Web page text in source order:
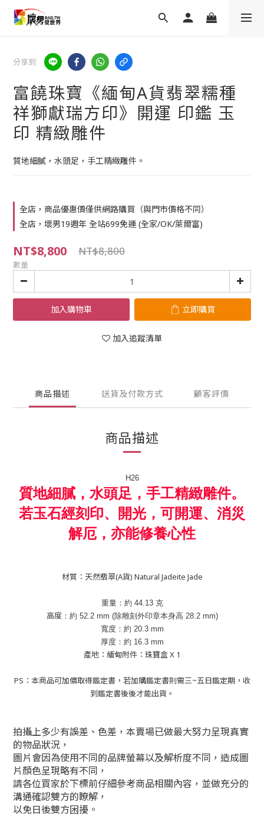
分享到
富饒珠寶《緬甸A貨翡翠糯種
祥獅獻瑞方印》開運 印鑑 玉
印 精緻雕件
質地細膩，水頭足，手工精緻雕件。
全店，商品優惠價僅供網路購買（與門市價格不同）
全店，壞男19週年 全站699免運 (全家/OK/萊爾富)
NT$8,800 NT$8,800
數量
加入購物車 立即購買
加入追蹤清單
商品描述 送貨及付款方式 顧客評價
商品描述
H26
質地細膩，水頭足，手工精緻雕件。
若玉石經刻印、開光，可開運、消災
解厄，亦能修養心性
材質：天然翡翠(A貨) Natural Jadeite Jade
重量：約 44.13 克
高度：約 52.2 mm (除雕刻外印章本身高 28.2 mm)
寬度：約 20.3 mm
厚度：約 16.3 mm
產地：緬甸附件：珠寶盒 X 1
PS：本商品可加價取得鑑定書，若加購鑑定書則需三~五日鑑定期，收
到鑑定書後後才能出貨。
拍攝上多少有誤差、色差，本賣場已做最大努力呈現真實
的物品狀況，
圖片會因為使用不同的品牌螢幕以及解析度不同，造成圖
片顏色呈現略有不同，
請各位買家於下標前仔細參考商品相關內容，並做充分的
溝通確認雙方的瞭解，
以免日後雙方困擾。